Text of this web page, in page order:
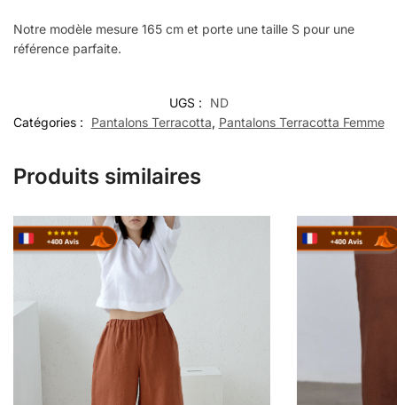
Notre modèle mesure 165 cm et porte une taille S pour une
référence parfaite.
UGS :
ND
Catégories :
Pantalons Terracotta, Pantalons Terracotta Femme
Produits similaires